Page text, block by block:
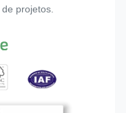
projetos.